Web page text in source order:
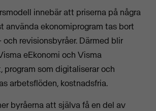
innebär att priserna på några
använda ekonomiprogram tas bort
och revisionsbyråer. Därmed blir
eEkonomi och Visma
program som digitaliserar och
arbetsflöden, kostnadsfria.
byråerna att själva få en del av